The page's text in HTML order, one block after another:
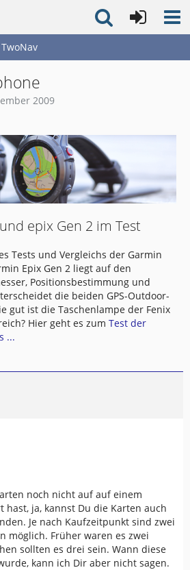
2009
epix Gen 2 im Test
Tests und Vergleichs der Garmin
Epix Gen 2 liegt auf den
Positionsbestimmung und
die beiden GPS-Outdoor-
gut ist die Taschenlampe der Fenix
Hier geht es zum Test der
...
noch nicht auf auf einem
hast, ja, kannst Du die Karten auch
Je nach Kaufzeitpunkt sind zwei
möglich. Früher waren es zwei
sollten es drei sein. Wann diese
kann ich Dir aber nicht sagen.